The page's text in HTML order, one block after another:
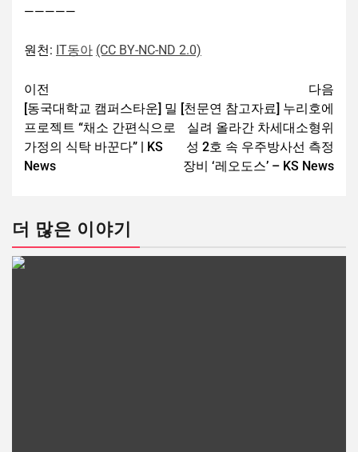
—————
원천: IT동아 (CC BY-NC-ND 2.0)
이전
[동국대학교 캠퍼스타운] 밀
프로젝트 “채소 간편식으로
가정의 식탁 바꾼다” | KS
News
다음
[천문연 참고자료] 누리호에
실려 올라간 차세대소형위
성 2호 속 우주방사선 측정
장비 ‘레오도스’ – KS News
더 많은 이야기